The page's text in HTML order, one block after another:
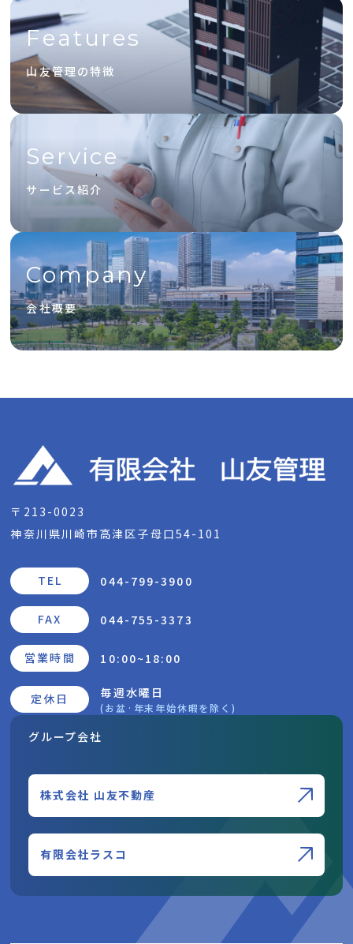
Features
山友管理の特徴
Service
サービス紹介
Company
会社概要
〒213-0023
神奈川県川崎市高津区子母口54-101
TEL 044-799-3900
FAX 044-755-3373
営業時間 10:00~18:00
定休日 毎週水曜日
(お盆·年末年始休暇を除く)
グループ会社
株式会社 山友不動産
有限会社ラスコ